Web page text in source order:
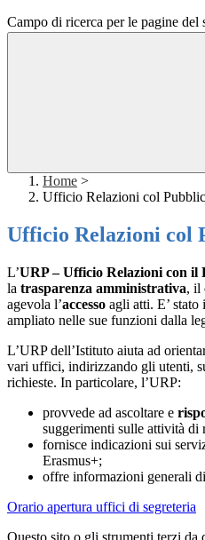
Campo di ricerca per le pagine del
Home >
Ufficio Relazioni col
Ufficio Relazioni col
L’URP – Ufficio Relazioni con il
la trasparenza amministrativa, il
agevola l’accesso agli atti. E’
ampliato nelle sue funzioni dalla
L’URP dell’Istituto aiuta ad
vari uffici, indirizzando gli utenti,
richieste. In particolare, l’URP:
provvede ad ascoltare e
suggerimenti sulle attività di
fornisce indicazioni sui
Erasmus+;
offre informazioni generali
Orario apertura uffici di segreteria